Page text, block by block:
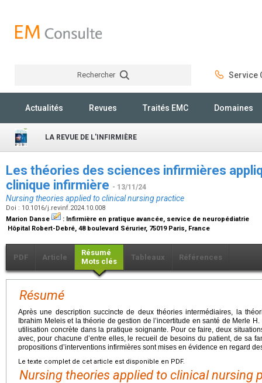
Rechercher Service
Actualités Revues Traités EMC Domaines
LA REVUE DE L'INFIRMIÈRE
Les théories des sciences infirmières
clinique infirmière - 13/11/24
Nursing theories applied to clinical nursing practice
Doi : 10.1016/j.revinf.2024.10.008
Marion Danse
: Infirmière en pratique avancée, service de neuropédiatrie
Hôpital Robert-Debré, 48 boulevard Sérurier, 75019 Paris, France
PDF Article
Résumé
Mots clés
Tableaux Références
Résumé
Après une description succincte de deux théories intermédiaires, la
Ibrahim Meleis et la théorie de gestion de l’incertitude en santé de Merle H.
utilisation concrète dans la pratique soignante. Pour ce faire, deux
avec, pour chacune d’entre elles, le recueil de besoins du patient, de sa
propositions d’interventions infirmières sont mises en évidence en regard
Le texte complet de cet article est disponible en PDF.
Nursing theories applied to clinical nursing